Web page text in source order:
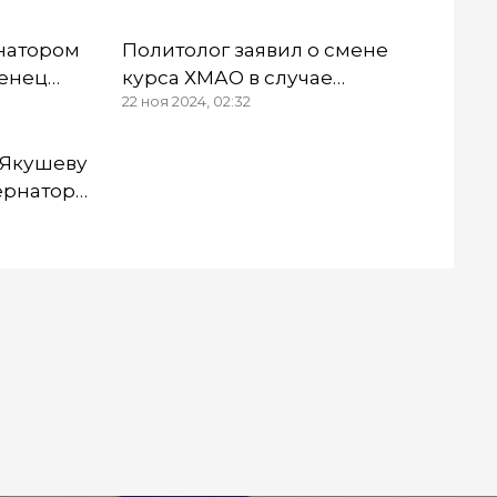
Политолог заявил о смене
курса ХМАО в случае
прихода первого вице-
22 ноя 2024, 02:32